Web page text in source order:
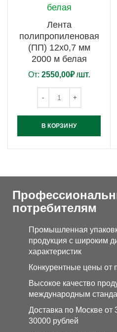
Лента
полипропиленовая
(ПП) 12х0,7 мм
2000 м белая
От: 2550,00₽ /ШТ.
В КОРЗИНУ
потребителям
Промышленная
продукция с широким
характеристик
Конкурентные цены от
Высокое качество
международным
Доставка по Москве от
30000 рублей